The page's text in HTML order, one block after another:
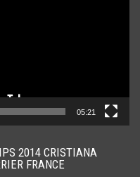
05:21
2014 CRISTIANA
FRANCE